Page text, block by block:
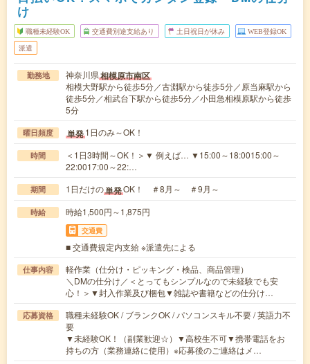
け
職種未経験OK 交通費別途支給あり 土日祝日が休み WEB登録OK
派遣
勤務地 神奈川県相模原市南区
相模大野駅から徒歩5分／古淵駅から徒歩5分／原当麻駅から
徒歩5分／相武台下駅から徒歩5分／小田急相模原駅から徒歩
5分
曜日頻度 単発1日のみ～OK！
時間
＜1日3時間～OK！＞▼ 例えば… ▼15:00～18:0015:00～
22:0017:00～22:…
期間 1日だけの単発OK！ ＃8月～ ＃9月～
時給 時給1,500円～1,875円
交通費
■ 交通費規定内支給 ※派遣先による
仕事内容
軽作業（仕分け・ピッキング・検品、商品管理）
＼DMの仕分け／＜とってもシンプルなので未経験でも安
心！＞▼封入作業及び梱包▼雑誌や書籍などの仕分け…
応募資格
職種未経験OK / ブランクOK / パソコンスキル不要 / 英語力不
要
▼未経験OK！（副業歓迎☆）▼高校生不可▼携帯電話をお
持ちの方（業務連絡に使用）※応募後のご連絡はメ…